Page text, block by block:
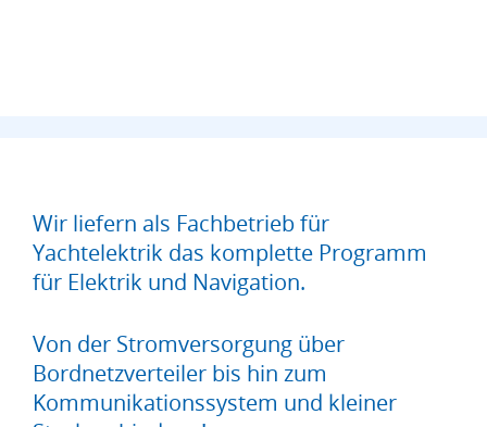
Wir liefern als Fachbetrieb für
Yachtelektrik das komplette Programm
für Elektrik und Navigation.
Von der Stromversorgung über
Bordnetzverteiler bis hin zum
Kommunikationssystem und kleiner